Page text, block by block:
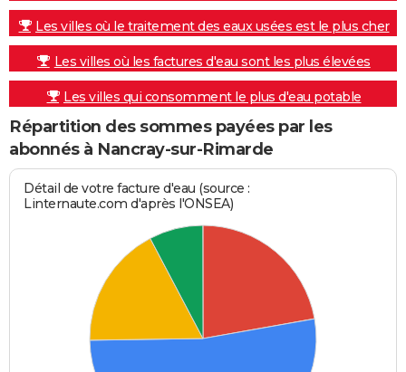
Les villes où le traitement des eaux usées est le plus cher
Les villes où les factures d'eau sont les plus élevées
Les villes qui consomment le plus d'eau potable
Répartition des sommes payées par les
abonnés à Nancray-sur-Rimarde
Détail de votre facture d'eau (source :
Linternaute.com d'après l'ONSEA)